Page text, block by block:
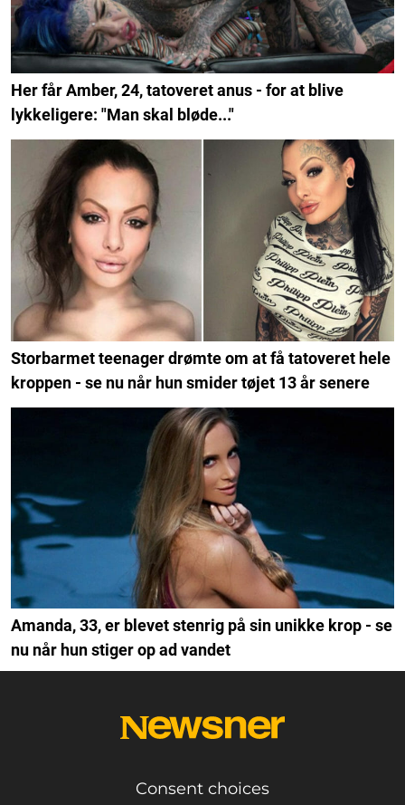
Her får Amber, 24, tatoveret anus - for at blive
lykkeligere: "Man skal bløde..."
Storbarmet teenager drømte om at få tatoveret hele
kroppen - se nu når hun smider tøjet 13 år senere
Amanda, 33, er blevet stenrig på sin unikke krop - se
nu når hun stiger op ad vandet
Consent choices